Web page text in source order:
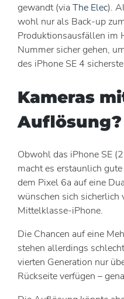
gewandt (via The Elec).
wohl nur als Back-up
Produktionsausfällen im
Nummer sicher gehen,
des iPhone SE 4
Kameras
Auflösung?
Obwohl das iPhone SE
macht es erstaunlich
dem Pixel 6a auf eine
wünschen sich
Mittelklasse-iPhone.
Die Chancen auf eine
stehen allerdings
vierten Generation nur
Rückseite verfügen –